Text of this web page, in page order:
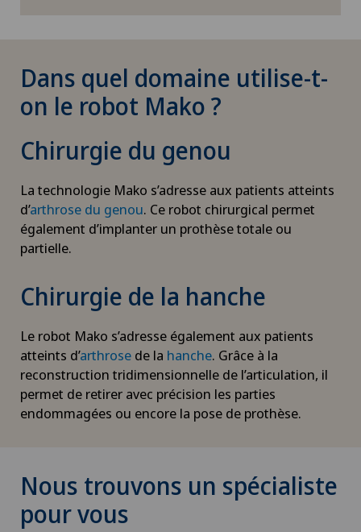
Dans quel domaine utilise-t-
on le robot Mako ?
Chirurgie du genou
La technologie Mako s’adresse aux patients atteints
d’arthrose du genou. Ce robot chirurgical permet
également d’implanter un prothèse totale ou
partielle.
Chirurgie de la hanche
Le robot Mako s’adresse également aux patients
atteints d’arthrose de la hanche. Grâce à la
reconstruction tridimensionnelle de l’articulation, il
permet de retirer avec précision les parties
endommagées ou encore la pose de prothèse.
Nous trouvons un spécialiste
pour vous